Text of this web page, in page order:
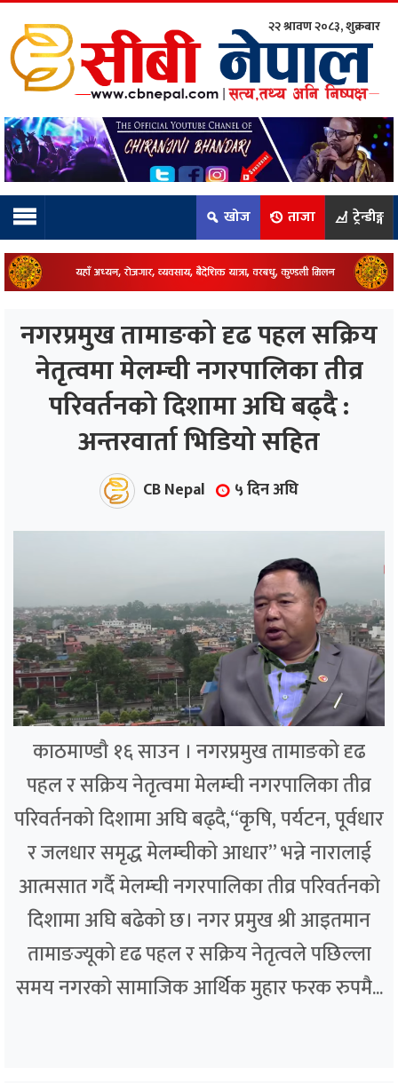
टिम:
२२ श्रावण २०८३, शुक्रबार
खोज ताजा ट्रेन्डीङ्ग
नगरप्रमुख तामाङको दृढ पहल सक्रिय
नेतृत्वमा मेलम्ची नगरपालिका तीव्र
परिवर्तनको दिशामा अघि बढ्दै :
अन्तरवार्ता भिडियो सहित
CB Nepal ५ दिन अघि
काठमाण्डौ १६ साउन । नगरप्रमुख तामाङको दृढ
पहल र सक्रिय नेतृत्वमा मेलम्ची नगरपालिका तीव्र
परिवर्तनको दिशामा अघि बढ्दै,“कृषि, पर्यटन, पूर्वधार
र जलधार समृद्ध मेलम्चीको आधार” भन्ने नारालाई
आत्मसात गर्दै मेलम्ची नगरपालिका तीव्र परिवर्तनको
दिशामा अघि बढेको छ। नगर प्रमुख श्री आइतमान
तामाङज्यूको दृढ पहल र सक्रिय नेतृत्वले पछिल्ला
समय नगरको सामाजिक आर्थिक मुहार फरक रुपमै...